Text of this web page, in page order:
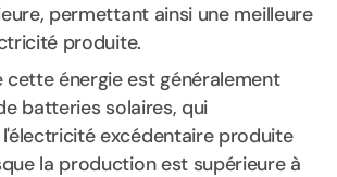
permettant ainsi une meilleure
produite.
cette énergie est généralement
batteries solaires, qui
excédentaire produite
la production est supérieure à